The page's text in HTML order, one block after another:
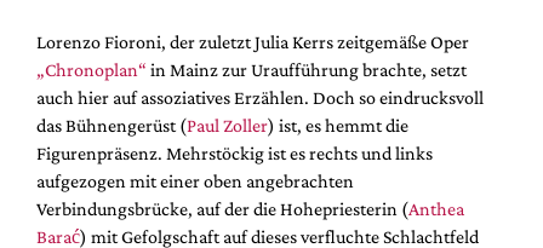
Lorenzo Fioroni, der zuletzt Julia Kerrs zeitgemäße Oper
„Chronoplan“ in Mainz zur Uraufführung brachte, setzt
auch hier auf assoziatives Erzählen. Doch so eindrucksvoll
das Bühnengerüst (Paul Zoller) ist, es hemmt die
Figurenpräsenz. Mehrstöckig ist es rechts und links
aufgezogen mit einer oben angebrachten
Verbindungsbrücke, auf der die Hohepriesterin (Anthea
Barać) mit Gefolgschaft auf dieses verfluchte Schlachtfeld